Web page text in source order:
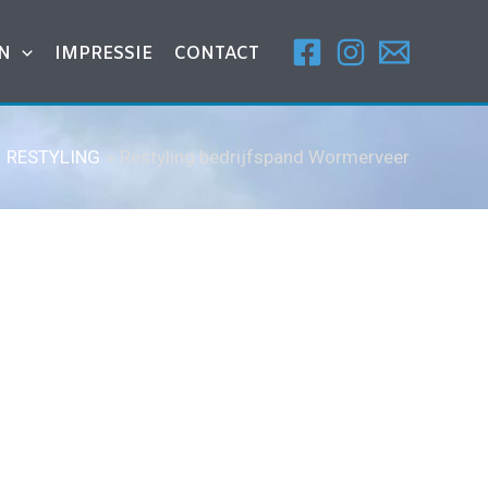
IMPRESSIE CONTACT
RESTYLING Restyling bedrijfspand Wormerveer